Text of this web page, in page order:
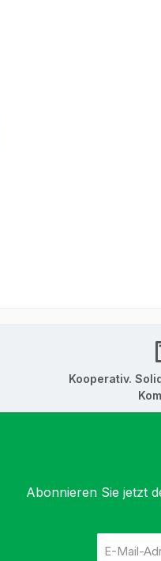
Kooperativ.
Abonnieren Sie jetzt
Mail-